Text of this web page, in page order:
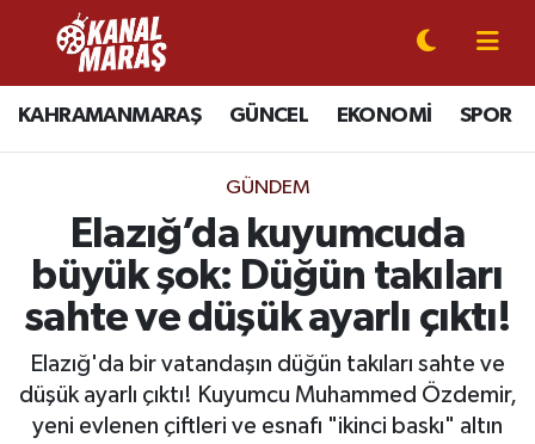
KAHRAMANMARAŞ GÜNCEL EKONOMİ SPOR
GÜNDEM
Elazığ’da kuyumcuda
büyük şok: Düğün takıları
sahte ve düşük ayarlı çıktı!
Elazığ'da bir vatandaşın düğün takıları sahte ve
düşük ayarlı çıktı! Kuyumcu Muhammed Özdemir,
yeni evlenen çiftleri ve esnafı "ikinci baskı" altın
CANLI YAYIN
KAHRAMANMARAŞ
SPOR
SİYASET
EKONOMİ
Kahramanmaraş Nöbetçi Eczaneler
Kahramanmaraş Hava Durumu
Kahramanmaraş Trafik Yoğunluk Haritası
Süper Lig Puan Durumu ve Fikstür
Tüm Manşetler